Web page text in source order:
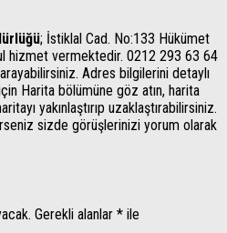
; İstiklal Cad. No:133 Hükümet
hizmet vermektedir. 0212 293 63 64
Adres bilgilerini detaylı
Harita bölümüne göz atın, harita
yakınlaştırıp uzaklaştırabilirsiniz.
sizde görüşlerinizi yorum olarak
Gerekli alanlar * ile